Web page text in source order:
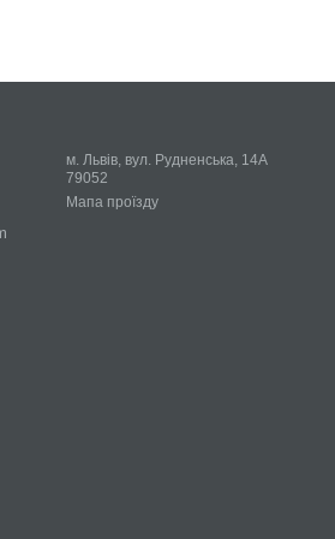
м. Львів, вул. Рудненська, 14А
79052
Мапа проїзду